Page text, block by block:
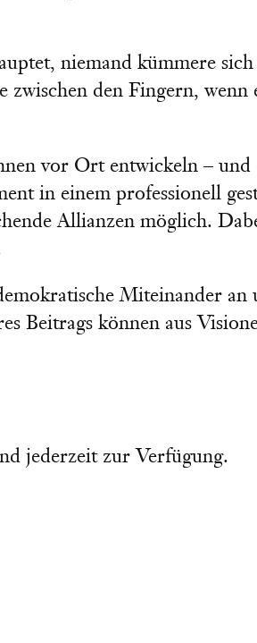
niemand kümmere
den Fingern,
vor Ort entwickeln – und
in einem professionell
Allianzen möglich.
Miteinander
Beitrags können aus
jederzeit zur Verfügung.